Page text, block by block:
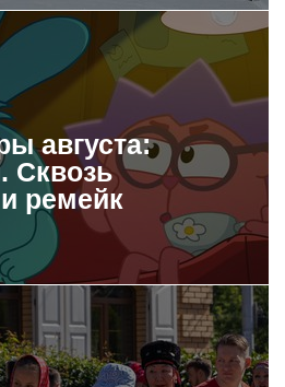
августа:
Сквозь
ремейк